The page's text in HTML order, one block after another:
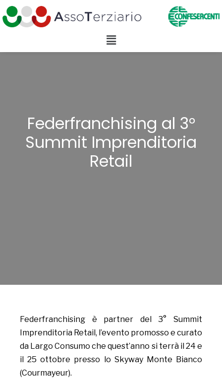
Federfranchising al 3°
Summit Imprenditoria
Retail
Federfranchising è partner del 3° Summit
Imprenditoria Retail, l’evento promosso e curato
da Largo Consumo che quest’anno si terrà il 24 e
il 25 ottobre presso lo Skyway Monte Bianco
(Courmayeur).